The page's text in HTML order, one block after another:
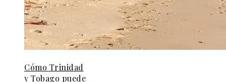
Cómo Trinidad
y Tobago puede